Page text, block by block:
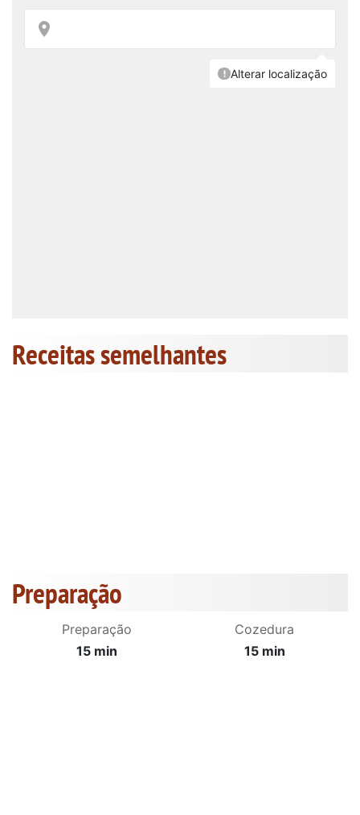
Receitas semelhantes
Preparação
Preparação
15 min
Cozedura
15 min